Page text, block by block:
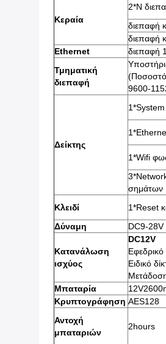
Κεραία
2*N
διεπαφή
διεπαφή
Ethernet
διεπαφή
Τμηματική
διεπαφή
9600-
Δείκτης
1*Wifi
σημάτων
Κλειδί
1*Reset
Δύναμη
DC9-28V
Κατανάλωση
ισχύος
DC12V
Ειδικό
Μπαταρία
Κρυπτογράφηση AES128
Αντοχή
μπαταριών
2hours